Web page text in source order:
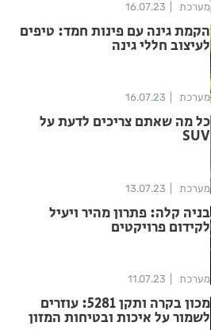
מערכת 16.07.23
הקמת גינה עם פינות חמד: טיפים
לעיצוב חללי גינה
מערכת 16.07.23
כל מה שאתם צריכים לדעת על
SUV
מערכת 13.07.23
בניה קלה: פתרון מהיר ויעיל
לקידום פרויקטים
מערכת 11.07.23
מכון בקרה ותקן 5281: עוזרים
לשמור על איכות ובטיחות המזון